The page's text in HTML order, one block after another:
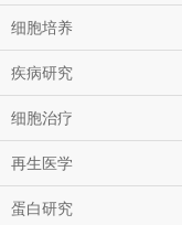
细胞培养
疾病研究
细胞治疗
再生医学
蛋白研究